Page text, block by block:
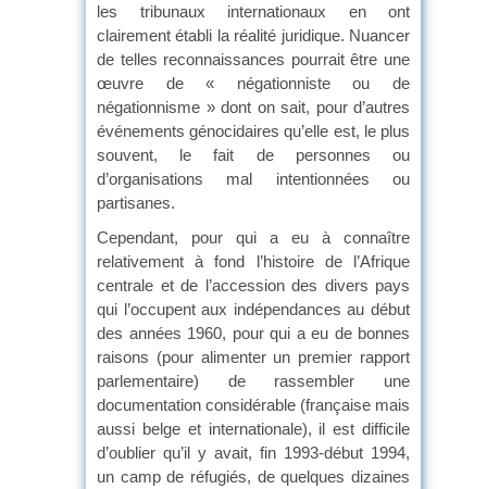
les tribunaux internationaux en ont
clairement établi la réalité juridique. Nuancer
de telles reconnaissances pourrait être une
œuvre de « négationniste ou de
négationnisme » dont on sait, pour d’autres
événements génocidaires qu’elle est, le plus
souvent, le fait de personnes ou
d’organisations mal intentionnées ou
partisanes.
Cependant, pour qui a eu à connaître
relativement à fond l’histoire de l’Afrique
centrale et de l’accession des divers pays
qui l’occupent aux indépendances au début
des années 1960, pour qui a eu de bonnes
raisons (pour alimenter un premier rapport
parlementaire) de rassembler une
documentation considérable (française mais
aussi belge et internationale), il est difficile
d’oublier qu’il y avait, fin 1993-début 1994,
un camp de réfugiés, de quelques dizaines